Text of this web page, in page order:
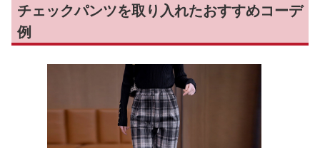
チェックパンツを取り入れたおすすめコーデ
例